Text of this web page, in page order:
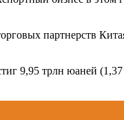
партнерств
9,95 трлн юаней